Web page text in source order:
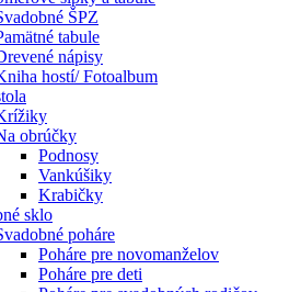
ŠPZ
tabule
nápisy
hostí/ Fotoalbum
obrúčky
Podnosy
Vankúšiky
Krabičky
sklo
poháre
Poháre pre novomanželov
Poháre pre deti